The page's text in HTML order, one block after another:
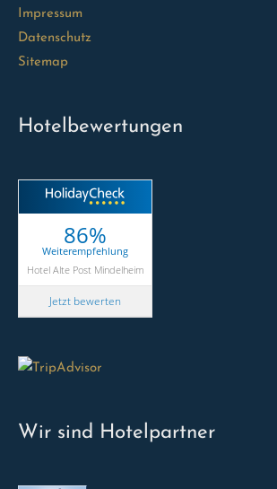
Impressum
Datenschutz
Sitemap
Hotelbewertungen
86%
Weiterempfehlung
Hotel Alte Post Mindelheim
Jetzt bewerten
Wir sind Hotelpartner